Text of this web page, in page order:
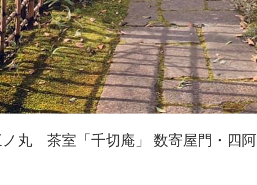
ノ丸 茶室「千切庵」 数寄屋門・四阿